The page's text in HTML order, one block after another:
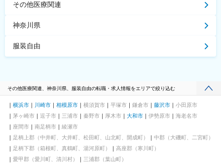
その他医療関連
神奈川県
服装自由
その他医療関連、神奈川県、服装自由の転職・求人情報をエリアで絞り込む
横浜市 川崎市 相模原市 横須賀市 平塚市 鎌倉市 藤沢市
小田原市
茅ヶ崎市
逗子市 三浦市 秦野市 厚木市 大和市 伊勢原市
海老名市
座間市
南足柄市
綾瀬市
足柄上郡（中井町、大井町、松田町、山北町、開成町）
中郡（大磯町、二宮町）
足柄下郡（箱根町、真鶴町、湯河原町）
高座郡（寒川町）
愛甲郡（愛川町、清川村）
三浦郡（葉山町）